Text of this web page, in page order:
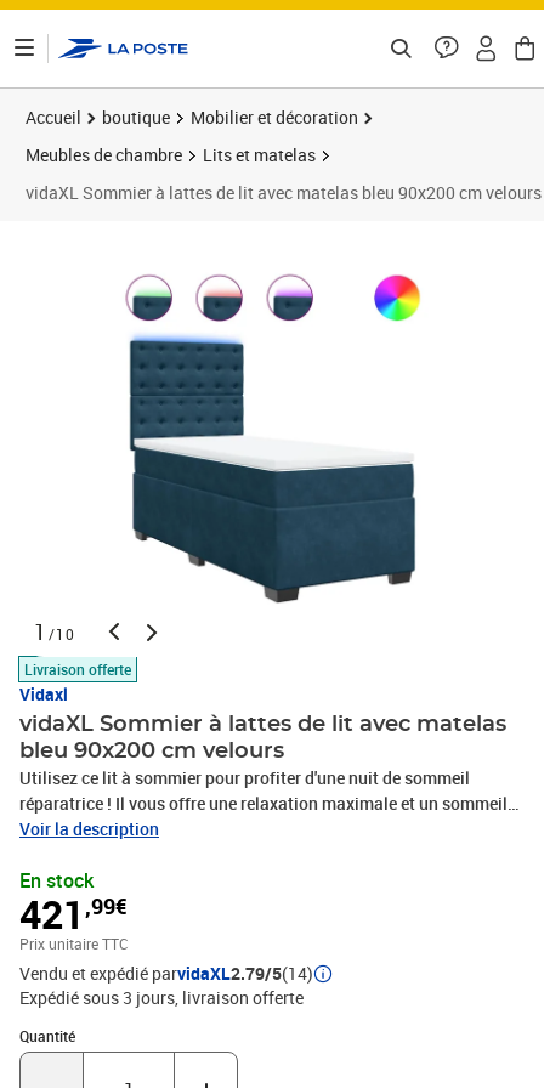
Accueil boutique
Mobilier et décoration
Meubles de chambre
Lits et matelas
vidaXL Sommier à lattes de lit avec matelas bleu 90x200 cm velours
1 /10
Livraison offerte
Vidaxl
vidaXL Sommier à lattes de lit avec matelas
bleu 90x200 cm velours
Utilisez ce lit à sommier pour profiter d'une nuit de sommeil
réparatrice ! Il vous offre une relaxation maximale et un sommeil
agréable.Matériau doux et confortable : le tissu en velours
agréable contre la peau, vous apportant chaleur et confort
ultime.Matelas à ressorts ensachés : ce matelas à ressorts
ensachés comporte des ressorts ensachés individuels qui
fonctionnent indépendamment pour offrir un soutien personnalisé
en réagissant uniquement à la pression exercée dans chaque zone.
Cette conception empêche « l'enroulement » et réduit le transfert
de mouvement par rapport aux matelas traditionnels à ressorts
ouverts. Chaque ressort ensaché soutient le corps
Voir la description
En stock
421 ,99€
Prix unitaire TTC
Vendu et expédié parvidaXL2.79/5(14)
Expédié sous 3 jours livraison offerte
Quantité
Quantité : 1